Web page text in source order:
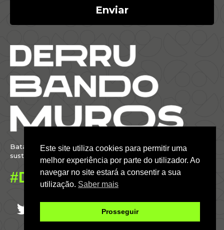
Batalhamos por um Brasil justo, inclusivo,
sustentável e conectado com o mundo.
#DáParaFazer
Enviar
Este site utiliza cookies para permitir uma
melhor experiência por parte do utilizador. Ao
navegar no site estará a consentir a sua
utilização. Saber mais
Prosseguir